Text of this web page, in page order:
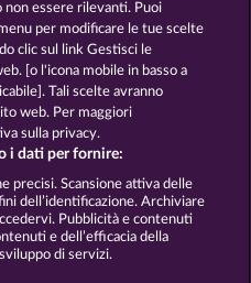
e cookies
Società FAQ
di recesso
non essere rilevanti. Puoi
per modificare le tue scelte
clic sul link Gestisci le
[o l'icona mobile in basso a
Tali scelte avranno
web. Per maggiori
sulla privacy.
i dati per fornire:
precisi. Scansione attiva delle
dell’identificazione. Archiviare
Pubblicità e contenuti
e dell’efficacia della
di servizi.